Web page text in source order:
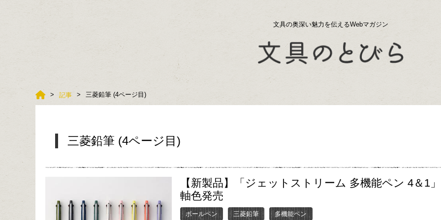
文具の奥深い魅力を伝えるWebマガジン
記事 三菱鉛筆 (4ページ目)
三菱鉛筆 (4ページ目)
【新製品】「ジェットストリーム 多機能ペン 4＆1
軸色発売
ボールペン 三菱鉛筆 多機能ペン